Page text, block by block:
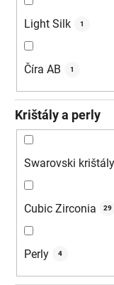
Light Silk 1
Číra AB 1
Krištály a perly
Swarovski krištály
Cubic Zirconia 29
Perly 4